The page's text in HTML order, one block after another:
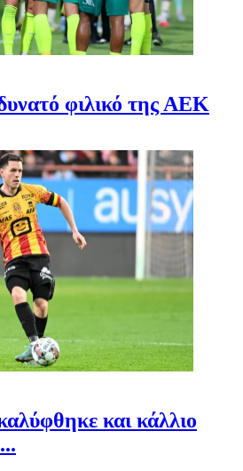
φιλικό της ΑΕΚ
και κάλλιο